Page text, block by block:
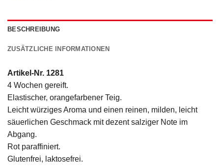
BESCHREIBUNG
ZUSÄTZLICHE INFORMATIONEN
Artikel-Nr. 1281
4 Wochen gereift.
Elastischer, orangefarbener Teig.
Leicht würziges Aroma und einen reinen, milden, leicht
säuerlichen Geschmack mit dezent salziger Note im
Abgang.
Rot paraffiniert.
Glutenfrei, laktosefrei.